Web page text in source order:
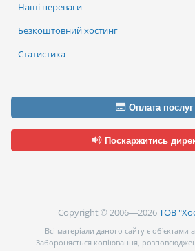
Наші переваги
Безкоштовний хостинг
Статистика
Оплата послуг
Поскаржитись
Copyright © 2006—2026ТОВ
Всі матеріали даного сайту є об’єктами
Забороняється копіювання,